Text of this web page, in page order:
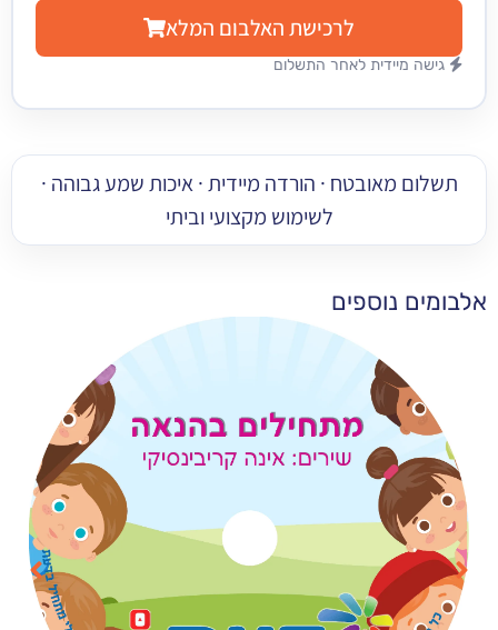
לרכישת האלבום המלא
מיידית לאחר התשלום
מאובטח · הורדה מיידית · איכות שמע גבוהה ·
לשימוש מקצועי וביתי
נוספים